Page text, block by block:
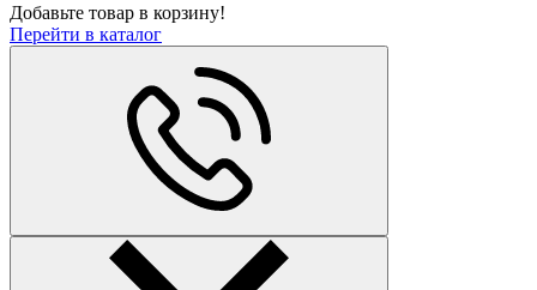
Добавьте товар в корзину!
Перейти в каталог